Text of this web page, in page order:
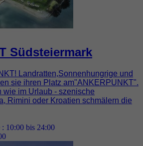
Südsteiermark
Landratten,Sonnenhungrige und
sie ihren Platz am"ANKERPUNKT".
wie im Urlaub - szenische
Rimini oder Kroatien schmälern die
: 10:00 bis 24:00